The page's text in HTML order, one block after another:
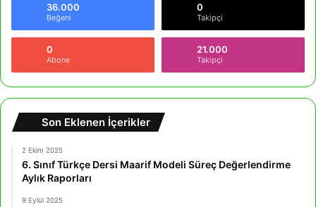
36.000
Beğeni
0
Takipçi
0
Abone
21.000
Takipçi
Son Eklenen İçerikler
2 Ekim 2025
6. Sınıf Türkçe Dersi Maarif Modeli Süreç Değerlendirme
Aylık Raporları
9 Eylül 2025